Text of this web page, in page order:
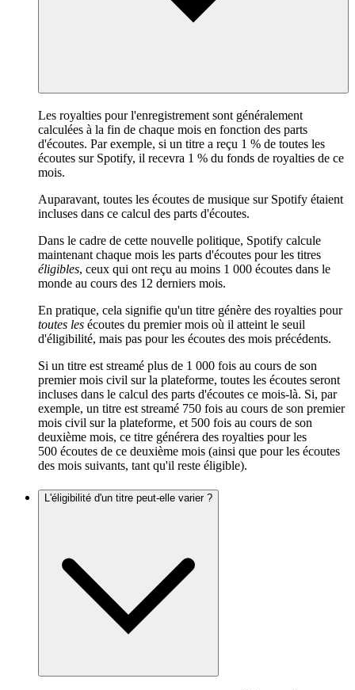
Les royalties pour l'enregistrement sont généralement
calculées à la fin de chaque mois en fonction des parts
d'écoutes. Par exemple, si un titre a reçu 1 % de toutes les
écoutes sur Spotify, il recevra 1 % du fonds de royalties de ce
mois.
Auparavant, toutes les écoutes de musique sur Spotify étaient
incluses dans ce calcul des parts d'écoutes.
Dans le cadre de cette nouvelle politique, Spotify calcule
maintenant chaque mois les parts d'écoutes pour les titres
éligibles, ceux qui ont reçu au moins 1 000 écoutes dans le
monde au cours des 12 derniers mois.
En pratique, cela signifie qu'un titre génère des royalties pour
toutes les écoutes du premier mois où il atteint le seuil
d'éligibilité, mais pas pour les écoutes des mois précédents.
Si un titre est streamé plus de 1 000 fois au cours de son
premier mois civil sur la plateforme, toutes les écoutes seront
incluses dans le calcul des parts d'écoutes ce mois-là. Si, par
exemple, un titre est streamé 750 fois au cours de son premier
mois civil sur la plateforme, et 500 fois au cours de son
deuxième mois, ce titre générera des royalties pour les
500 écoutes de ce deuxième mois (ainsi que pour les écoutes
des mois suivants, tant qu'il reste éligible).
L'éligibilité d'un titre peut-elle varier ?